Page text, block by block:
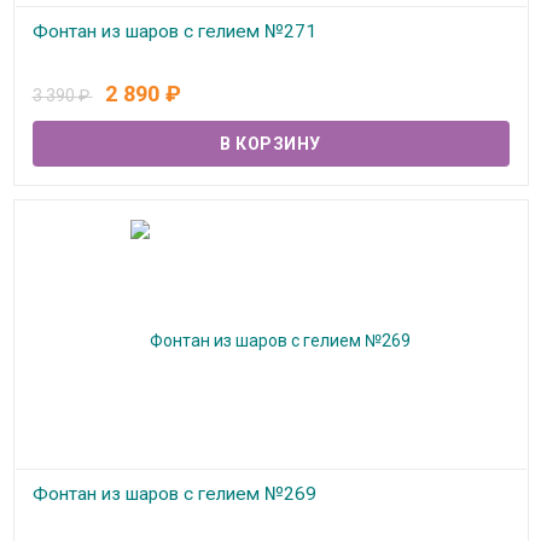
Фонтан из шаров с гелием №271
3 390₽ 2 890 ₽
Фонтан из шаров с гелием №269